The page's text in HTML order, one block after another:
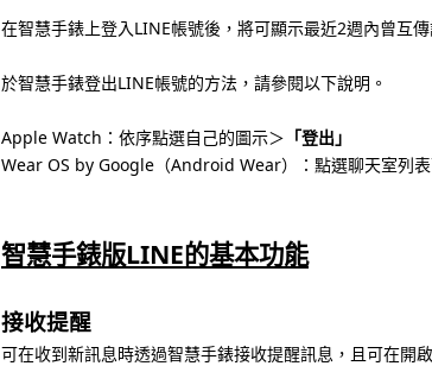
在智慧手錶上登入LINE帳號後，將可顯示最近2週內曾互傳
於智慧手錶登出LINE帳號的方法，請參閱以下說明。
Apple Watch：依序點選自己的圖示＞ 「登出」
Wear OS by Google（Android Wear）：點選聊天室列
智慧手錶版LINE的基本功能
接收提醒
可在收到新訊息時透過智慧手錶接收提醒訊息，且可在開